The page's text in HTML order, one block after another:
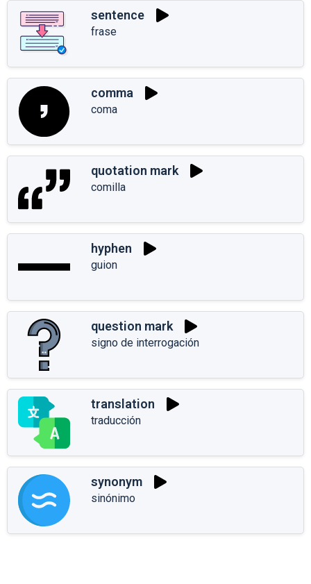
sentence
frase
comma
coma
quotation mark
comilla
hyphen
guion
question mark
signo de interrogación
translation
traducción
synonym
sinónimo